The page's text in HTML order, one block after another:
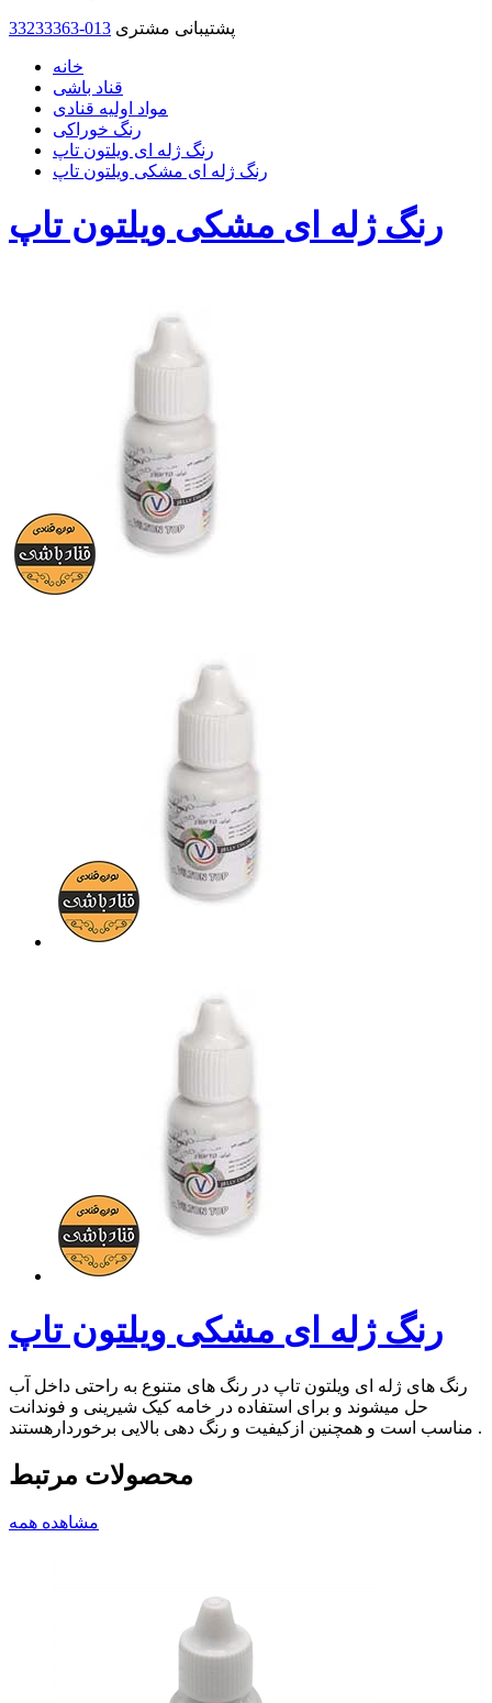
33233363-013 پشتیبانی مشتری
خانه
قناد باشی
مواد اولیه قنادی
رنگ خوراکی
رنگ ژله ای ویلتون تاپ
رنگ ژله ای مشکی ویلتون تاپ
رنگ ژله ای مشکی ویلتون تاپ
رنگ ژله ای مشکی ویلتون تاپ
رنگ های ژله ای ویلتون تاپ در رنگ های متنوع به راحتی داخل آب
حل میشوند و برای استفاده در خامه کیک شیرینی و فوندانت
مناسب است و همچنین ازکیفیت و رنگ دهی بالایی برخوردارهستند .
محصولات مرتبط
مشاهده همه